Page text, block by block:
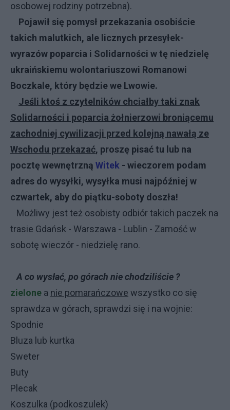
osobowej rodziny potrzebna).
Pojawił się pomysł przekazania osobiście
takich malutkich, ale licznych przesyłek-
wyrazów poparcia i Solidarności w tę niedzielę
ukraińskiemu wolontariuszowi Romanowi
Boczkale, który będzie we Lwowie.
Jeśli ktoś z czytelników chciałby taki znak
Solidarności i poparcia żołnierzowi broniącemu
zachodniej cywilizacji przed kolejną nawałą ze
Wschodu przekazać, proszę pisać tu lub na
pocztę wewnętrzną Witek - wieczorem podam
adres do wysyłki, wysyłka musi najpóźniej w
czwartek, aby do piątku-soboty doszła!
Możliwy jest też osobisty odbiór takich paczek na
trasie Gdańsk - Warszawa - Lublin - Zamość w
sobotę wieczór - niedzielę rano.
A co wysłać, po górach nie chodziliście ?
zielone a nie pomarańczowe wszystko co się
sprawdza w górach, sprawdzi się i na wojnie:
Spodnie
Bluza lub kurtka
Sweter
Buty
Plecak
Koszulka (podkoszulek)